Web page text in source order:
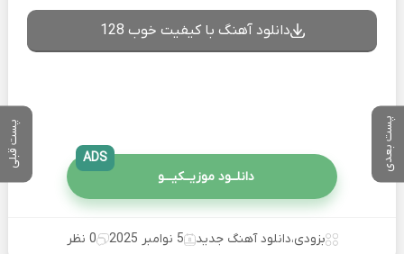
پست بعدی پست قبلی
دانلود آهنگ با کیفیت خوب 128
دانلــود موزیــکیـــو
ADS
بزودی،دانلود آهنگ جدید 5 نوامبر 2025 0 نظر